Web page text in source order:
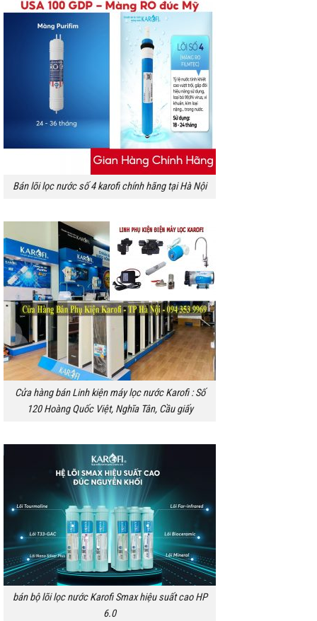
Bán lõi lọc nước số 4 karofi chính hãng tại Hà Nội
Cửa hàng bán Linh kiện máy lọc nước Karofi : Số
120 Hoàng Quốc Việt, Nghĩa Tân, Cầu giấy
bán bộ lõi lọc nước Karofi Smax hiệu suất cao HP
6.0